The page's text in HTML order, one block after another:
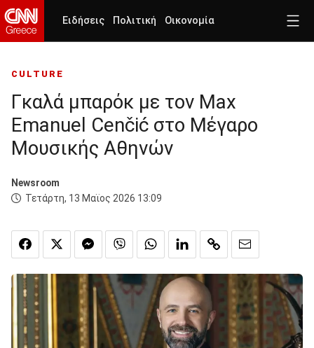
Ειδήσεις Πολιτική Οικονομία
CULTURE
Γκαλά μπαρόκ με τον Μax
Emanuel Cenčić στο Μέγαρο
Μουσικής Αθηνών
Newsroom
Τετάρτη, 13 Μαϊος 2026 13:09